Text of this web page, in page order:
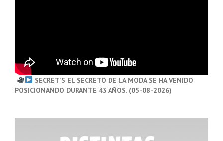
SECRET’S EL SECRETO DE LA MODA SE HA VENIDO
POSICIONANDO DURANTE 43 AÑOS. (05-08-2026)